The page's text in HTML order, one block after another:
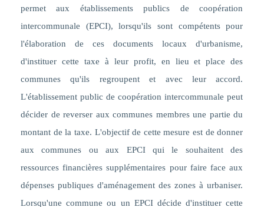
permet aux établissements publics de coopération
intercommunale (EPCI), lorsqu'ils sont compétents pour
l'élaboration de ces documents locaux d'urbanisme,
d'instituer cette taxe à leur profit, en lieu et place des
communes qu'ils regroupent et avec leur accord.
L'établissement public de coopération intercommunale peut
décider de reverser aux communes membres une partie du
montant de la taxe. L'objectif de cette mesure est de donner
aux communes ou aux EPCI qui le souhaitent des
ressources financières supplémentaires pour faire face aux
dépenses publiques d'aménagement des zones à urbaniser.
Lorsqu'une commune ou un EPCI décide d'instituer cette